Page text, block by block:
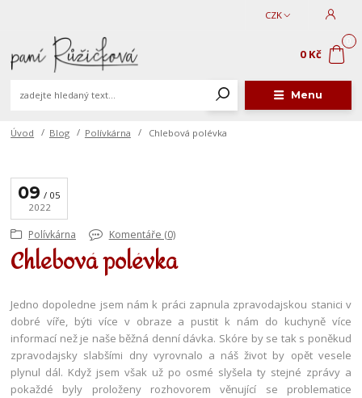
Menu
CZK
0 Kč
Úvod Blog Polívkárna Chlebová polévka
09
05
2022
Polívkárna Komentáře (0)
Chlebová polévka
Jedno dopoledne jsem nám k práci zapnula zpravodajskou stanici v
dobré víře, býti více v obraze a pustit k nám do kuchyně více
informací než je naše běžná denní dávka. Skóre by se tak s poněkud
zpravodajsky slabšími dny vyrovnalo a náš život by opět vesele
plynul dál. Když jsem však už po osmé slyšela ty stejné zprávy a
pokaždé byly proloženy rozhovorem věnující se problematice